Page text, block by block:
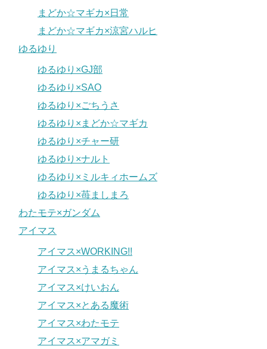
まどか☆マギカ×日常
まどか☆マギカ×涼宮ハルヒ
ゆるゆり
ゆるゆり×GJ部
ゆるゆり×SAO
ゆるゆり×ごちうさ
ゆるゆり×まどか☆マギカ
ゆるゆり×チャー研
ゆるゆり×ナルト
ゆるゆり×ミルキィホームズ
ゆるゆり×苺ましまろ
わたモテ×ガンダム
アイマス
アイマス×WORKING!!
アイマス×うまるちゃん
アイマス×けいおん
アイマス×とある魔術
アイマス×わたモテ
アイマス×アマガミ